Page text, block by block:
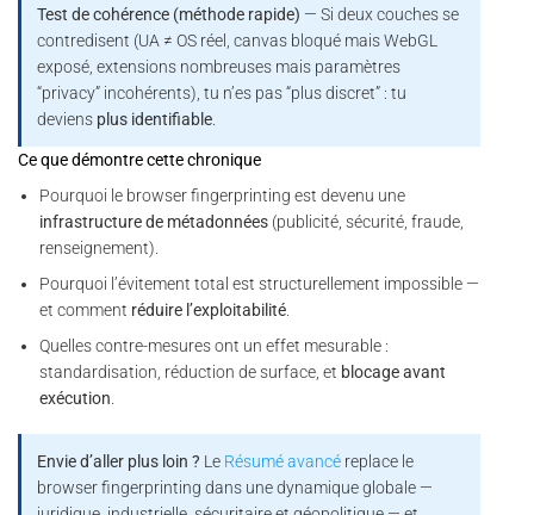
Test de cohérence (méthode rapide) — Si deux couches se
contredisent (UA ≠ OS réel, canvas bloqué mais WebGL
exposé, extensions nombreuses mais paramètres
“privacy” incohérents), tu n’es pas “plus discret” : tu
deviens plus identifiable.
Ce que démontre cette chronique
Pourquoi le browser fingerprinting est devenu une
infrastructure de métadonnées (publicité, sécurité, fraude,
renseignement).
Pourquoi l’évitement total est structurellement impossible —
et comment réduire l’exploitabilité
Quelles contre-mesures ont un effet mesurable :
standardisation, réduction de surface, et blocage avant
exécution.
Envie d’aller plus loin ? Le Résumé avancéreplace le
browser fingerprinting dans une dynamique globale —